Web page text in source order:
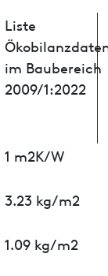
Liste
im Baubereich
2009/1:2022
1 m2K/W
3.23 kg/m2
1.09 kg/m2